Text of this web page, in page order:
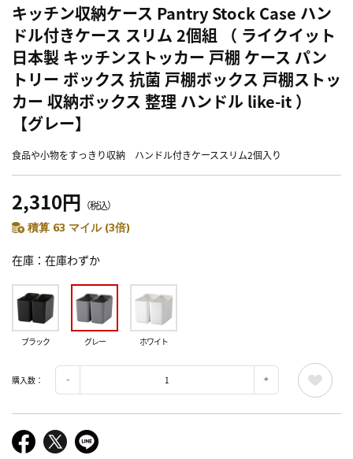
キッチン収納ケース Pantry Stock Case ハン
ドル付きケース スリム 2個組 （ ライクイット
日本製 キッチンストッカー 戸棚 ケース パン
トリー ボックス 抗菌 戸棚ボックス 戸棚ストッ
カー 収納ボックス 整理 ハンドル like-it ）
【グレー】
食品や小物をすっきり収納 ハンドル付きケーススリム2個入り
2,310円 （税込）
積算 63 マイル (3倍)
在庫 在庫わずか
ブラック グレー ホワイト
購入数：